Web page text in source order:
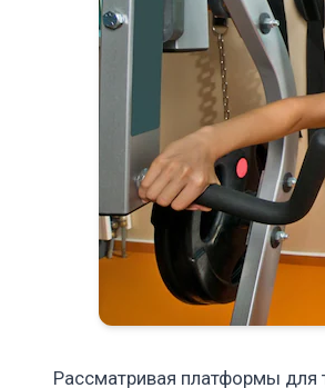
Рассматривая платформы для